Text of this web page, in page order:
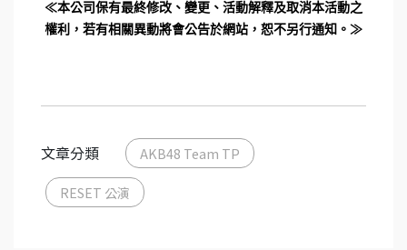
≪本公司保有最終修改、變更、活動解釋及取消本活動之
權利，若有相關異動將會公告於網站，恕不另行通知。≫
文章分類 AKB48 Team TP
RESET 公演